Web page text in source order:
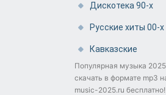
Дискотека 90-х
Русские хиты 00-х
Кавказские
Популярная музыка 2025
скачать в формате mp3
music-2025.ru бесплатно!